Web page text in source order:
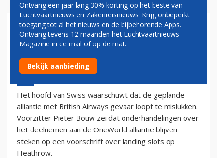
SWISS ALLIANTIE MET BA
DREIGT TE MISLUKKEN
7 juni 2002 - 2:00
Het hoofd van Swiss waarschuwt dat de geplande
alliantie met British Airways gevaar loopt te mislukken.
Voorzitter Pieter Bouw zei dat onderhandelingen over
het deelnemen aan de OneWorld alliantie blijven
steken op een voorschrift over landing slots op
Heathrow.
Ontvang een jaar lang 30% korting op het beste van
Luchtvaartnieuws en Zakenreisnieuws. Krijg onbeperkt
toegang tot al het nieuws en de bijbehorende Apps.
Ontvang tevens 12 maanden het Luchtvaartnieuws
Magazine in de mail of op de mat.
Bekijk aanbieding